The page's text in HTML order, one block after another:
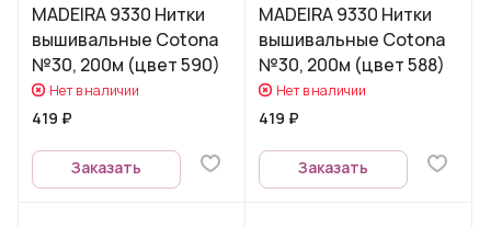
MADEIRA 9330 Нитки
вышивальные Cotona
№30, 200м (цвет 590)
Нет в наличии
419 ₽
Заказать
MADEIRA 9330 Нитки
вышивальные Cotona
№30, 200м (цвет 588)
Нет в наличии
419 ₽
Заказать